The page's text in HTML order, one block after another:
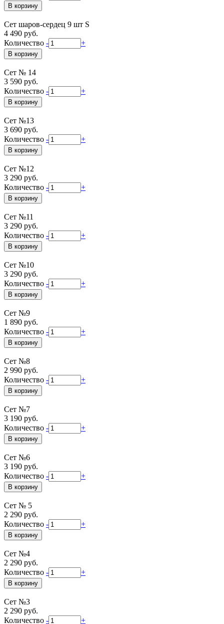
Сет шаров-сердец 9 шт S
4 490 руб.
Количество - +
Сет № 14
3 590 руб.
Количество - +
Сет №13
3 690 руб.
Количество - +
Сет №12
3 290 руб.
Количество - +
Сет №11
3 290 руб.
Количество - +
Сет №10
3 290 руб.
Количество - +
Сет №9
1 890 руб.
Количество - +
Сет №8
2 990 руб.
Количество - +
Сет №7
3 190 руб.
Количество - +
Сет №6
3 190 руб.
Количество - +
Сет № 5
2 290 руб.
Количество - +
Сет №4
2 290 руб.
Количество - +
Сет №3
2 290 руб.
Количество - +